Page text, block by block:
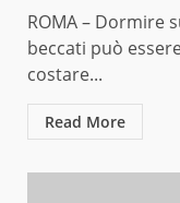
ROMA – Dormire
beccati può
costare...
Read More